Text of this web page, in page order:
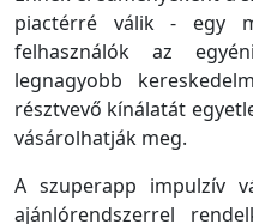
piactérré válik - egy
felhasználók az
legnagyobb
résztvevő kínálatát
vásárolhatják meg.
A szuperapp impulzív
ajánlórendszerrel